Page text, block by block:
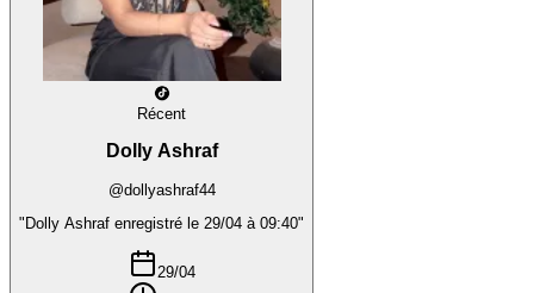
Récent
Dolly Ashraf
@dollyashraf44
"Dolly Ashraf enregistré le 29/04 à 09:40"
29/04